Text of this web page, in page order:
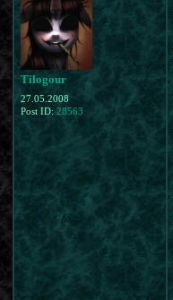
Tilogour
27.05.2008
Post ID:28563